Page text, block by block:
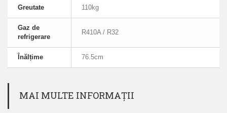
Greutate 110kg
Gaz de
refrigerare
R410A / R32
Înălțime 76.5cm
MAI MULTE INFORMAȚII